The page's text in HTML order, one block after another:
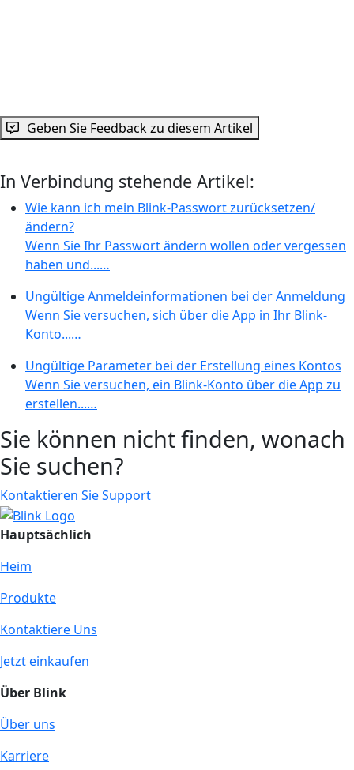
Geben Sie Feedback zu diesem Artikel
In Verbindung stehende Artikel:
Wie kann ich mein Blink-Passwort zurücksetzen/
ändern?
Wenn Sie Ihr Passwort ändern wollen oder vergessen
haben und...…
Ungültige Anmeldeinformationen bei der Anmeldung
Wenn Sie versuchen, sich über die App in Ihr Blink-
Konto...…
Ungültige Parameter bei der Erstellung eines Kontos
Wenn Sie versuchen, ein Blink-Konto über die App zu
erstellen...…
Sie können nicht finden, wonach
Sie suchen?
Kontaktieren Sie Support
Hauptsächlich
Heim
Produkte
Kontaktiere Uns
Jetzt einkaufen
Über Blink
Über uns
Karriere